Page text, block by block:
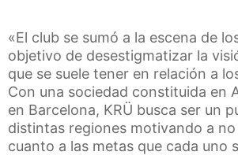
«El club se sumó a la escena de
objetivo de desestigmatizar la
que se suele tener en relación a
Con una sociedad constituida en
en Barcelona, KRÜ busca ser un
distintas regiones motivando a
cuanto a las metas que cada uno